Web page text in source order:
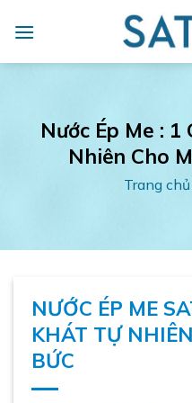
Nước Ép Me :
Nhiên Cho
Trang chủ
NƯỚC ÉP ME
KHÁT TỰ
BỨC